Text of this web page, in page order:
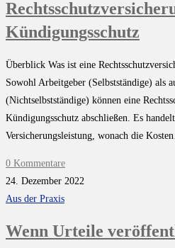
Kündigungsschutz
Überblick Was ist eine
Sowohl Arbeitgeber (Selbstständige) als
(Nichtselbstständige) können eine
Kündigungsschutz abschließen. Es
Versicherungsleistung, wonach die
0 Kommentare
24. Dezember 2022
Aus der Praxis
Wenn Urteile